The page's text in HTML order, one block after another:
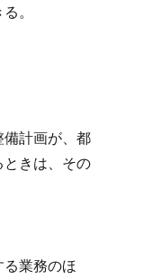
。
計画が、都
きは、その
業務のほ